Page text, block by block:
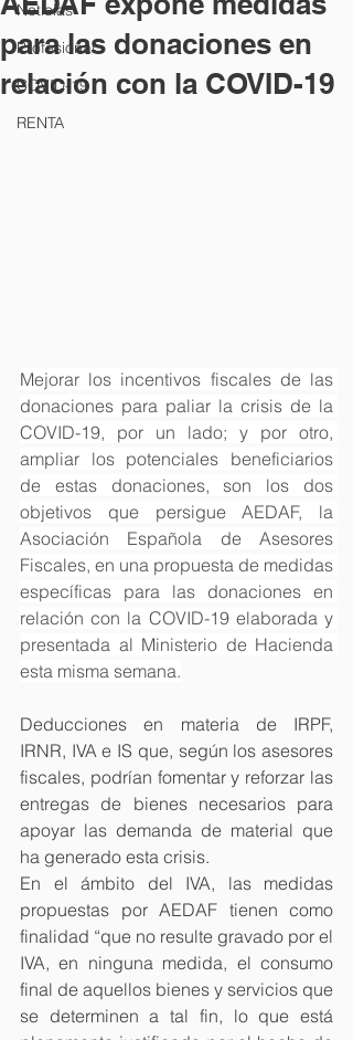
Noticias
Profesional
COVID-19
RENTA
para las donaciones en
relación con la COVID-19
Mejorar los incentivos fiscales de las
donaciones para paliar la crisis de la
COVID-19, por un lado; y por otro,
ampliar los potenciales beneficiarios
de estas donaciones, son los dos
objetivos que persigue AEDAF, la
Asociación Española de Asesores
Fiscales, en una propuesta de medidas
específicas para las donaciones en
relación con la COVID-19 elaborada y
presentada al Ministerio de Hacienda
esta misma semana.
Deducciones en materia de IRPF,
IRNR, IVA e IS que, según los asesores
fiscales, podrían fomentar y reforzar las
entregas de bienes necesarios para
apoyar las demanda de material que
ha generado esta crisis.
En el ámbito del IVA, las medidas
propuestas por AEDAF tienen como
finalidad “que no resulte gravado por el
IVA, en ninguna medida, el consumo
final de aquellos bienes y servicios que
se determinen a tal fin, lo que está